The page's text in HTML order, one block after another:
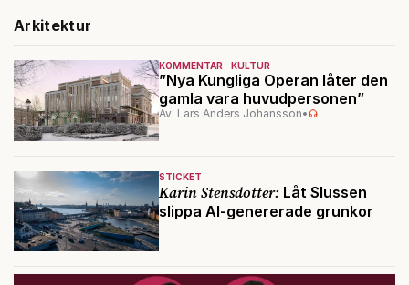
Arkitektur
KOMMENTAR KULTUR
”Nya Kungliga Operan låter den
gamla vara huvudpersonen”
Av: Lars Anders Johansson•
STICKET
Karin Stensdotter: Låt Slussen
slippa AI-genererade grunkor